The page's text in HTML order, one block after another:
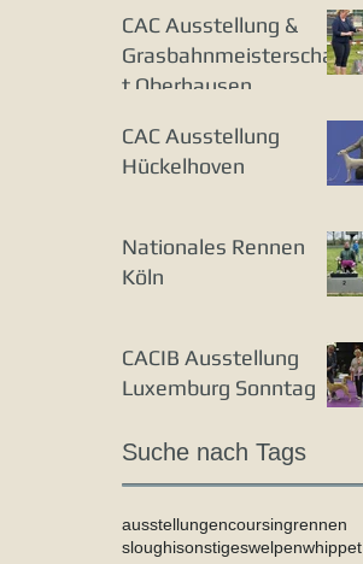
CAC Ausstellung &
Grasbahnmeisterschaf
t Oberhausen
CAC Ausstellung
Hückelhoven
Nationales Rennen
Köln
CACIB Ausstellung
Luxemburg Sonntag
Suche nach Tags
ausstellungencoursingrennen
sloughisonstigeswelpenwhippet